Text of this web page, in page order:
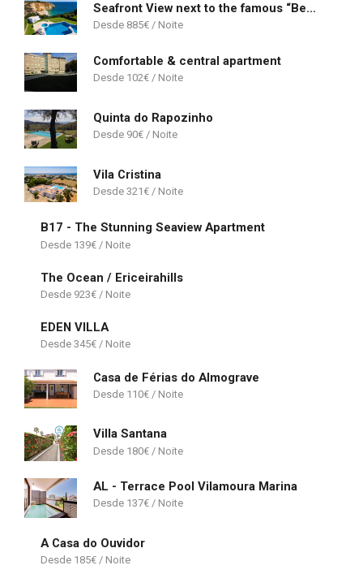
Seafront View next to the famous “Benagil Caves”
885€
Comfortable & central apartment
102€
Quinta do Rapozinho
90€
Vila Cristina
321€
B17 - The Stunning Seaview Apartment
139€
The Ocean / Ericeirahills
923€
EDEN VILLA
345€
Casa de Férias do Almograve
110€
Villa Santana
180€
AL - Terrace Pool Vilamoura Marina
137€
A Casa do Ouvidor
185€